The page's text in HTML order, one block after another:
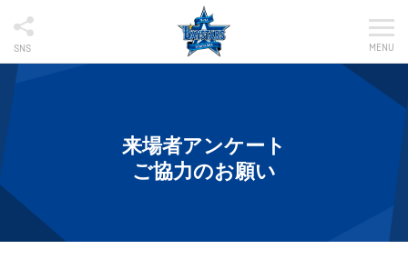
SNS MENU
来場者アンケート
ご協力のお願い